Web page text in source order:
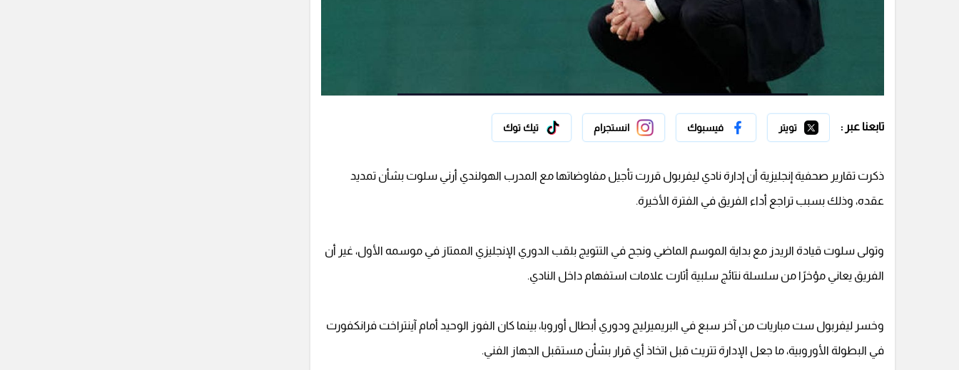
تابعنا عبر : تويتر فيسبوك انستجرام تيك توك
ذكرت تقارير صحفية إنجليزية أن إدارة نادي ليفربول قررت تأجيل مفاوضاتها مع المدرب الهولندي أرني سلوت بشأن تمديد
عقده، وذلك بسبب تراجع أداء الفريق في الفترة الأخيرة.
وتولى سلوت قيادة الريدز مع بداية الموسم الماضي ونجح في التتويج بلقب الدوري الإنجليزي الممتاز في موسمه الأول، غير أن
الفريق يعاني مؤخرًا من سلسلة نتائج سلبية أثارت علامات استفهام داخل النادي.
وخسر ليفربول ست مباريات من آخر سبع في البريميرليج ودوري أبطال أوروبا، بينما كان الفوز الوحيد أمام آينتراخت فرانكفورت
في البطولة الأوروبية، ما جعل الإدارة تتريث قبل اتخاذ أي قرار بشأن مستقبل الجهاز الفني.